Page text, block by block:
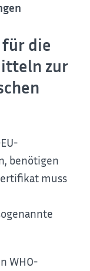
für die
zur
benötigen
muss
WHO-